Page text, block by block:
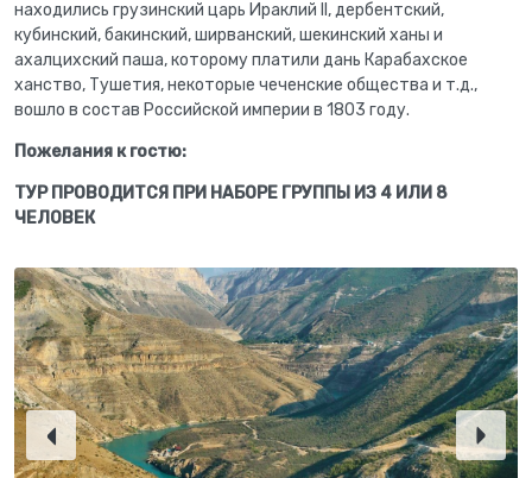
находились грузинский царь Ираклий II, дербентский,
кубинский, бакинский, ширванский, шекинский ханы и
ахалцихский паша, которому платили дань Карабахское
ханство, Тушетия, некоторые чеченские общества и т.д.,
вошло в состав Российской империи в 1803 году.
Пожелания к гостю:
ТУР ПРОВОДИТСЯ ПРИ НАБОРЕ ГРУППЫ ИЗ 4 ИЛИ 8
ЧЕЛОВЕК